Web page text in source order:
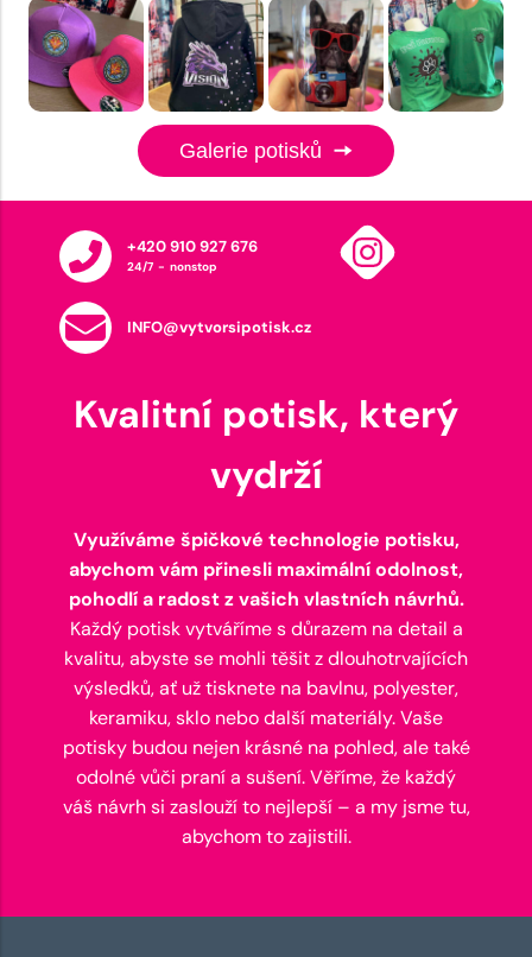
Galerie potisků
+420 910 927 676
24/7 - nonstop
INFO@vytvorsipotisk.cz
Kvalitní potisk, který
vydrží
Využíváme špičkové technologie potisku,
abychom vám přinesli maximální odolnost,
pohodlí a radost z vašich vlastních návrhů.
Každý potisk vytváříme s důrazem na detail a
kvalitu, abyste se mohli těšit z dlouhotrvajících
výsledků, ať už tisknete na bavlnu, polyester,
keramiku, sklo nebo další materiály. Vaše
potisky budou nejen krásné na pohled, ale také
odolné vůči praní a sušení. Věříme, že každý
váš návrh si zaslouží to nejlepší – a my jsme tu,
abychom to zajistili.